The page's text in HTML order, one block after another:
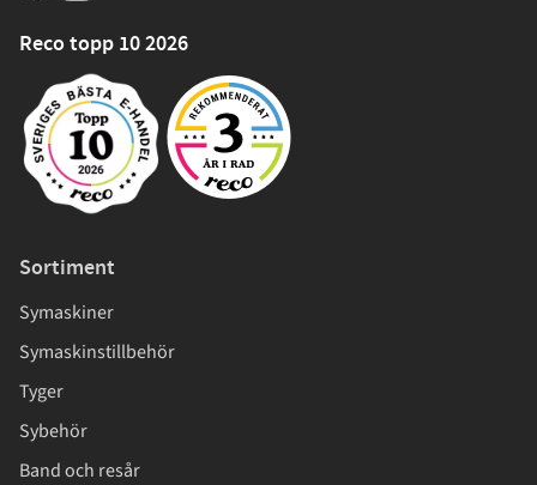
Reco topp 10 2026
Sortiment
Symaskiner
Symaskinstillbehör
Tyger
Sybehör
Band och resår